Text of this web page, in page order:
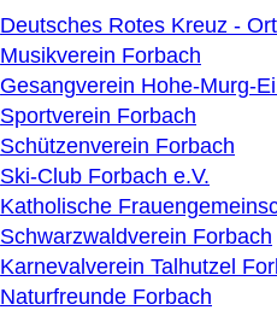
Deutsches Rotes Kreuz -
Musikverein Forbach
Gesangverein Hohe-Murg-
Sportverein Forbach
Schützenverein Forbach
Ski-Club Forbach e.V.
Katholische
Schwarzwaldverein Forbach
Karnevalverein Talhutzel
Naturfreunde Forbach